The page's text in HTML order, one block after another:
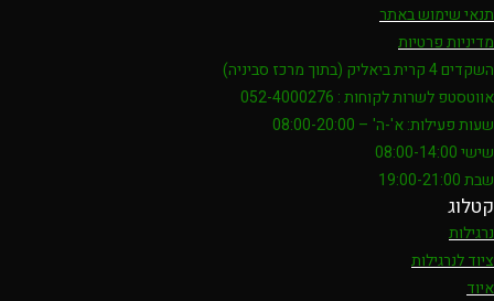
תנאי שימוש באתר
מדיניות פרטיות
השקדים 4 קרית ביאליק (בתוך מרכז סביניה)
אווטסטפ לשרות לקוחות : 052-4000276
שעות פעילות: א'-ה' – 08:00-20:00
שישי 08:00-14:00
שבת 19:00-21:00
קטלוג
נרגילות
ציוד לנרגילות
איוד